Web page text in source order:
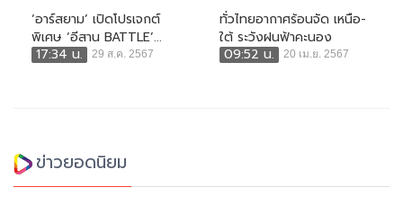
‘อาร์สยาม’ เปิดโปรเจกต์
พิเศษ ‘อีสาน BATTLE’...
17:34 น.
29 ส.ค. 2567
ทั่วไทยอากาศร้อนจัด เหนือ-
ใต้ ระวังฝนฟ้าคะนอง
09:52 น.
20 เม.ย. 2567
ข่าวยอดนิยม